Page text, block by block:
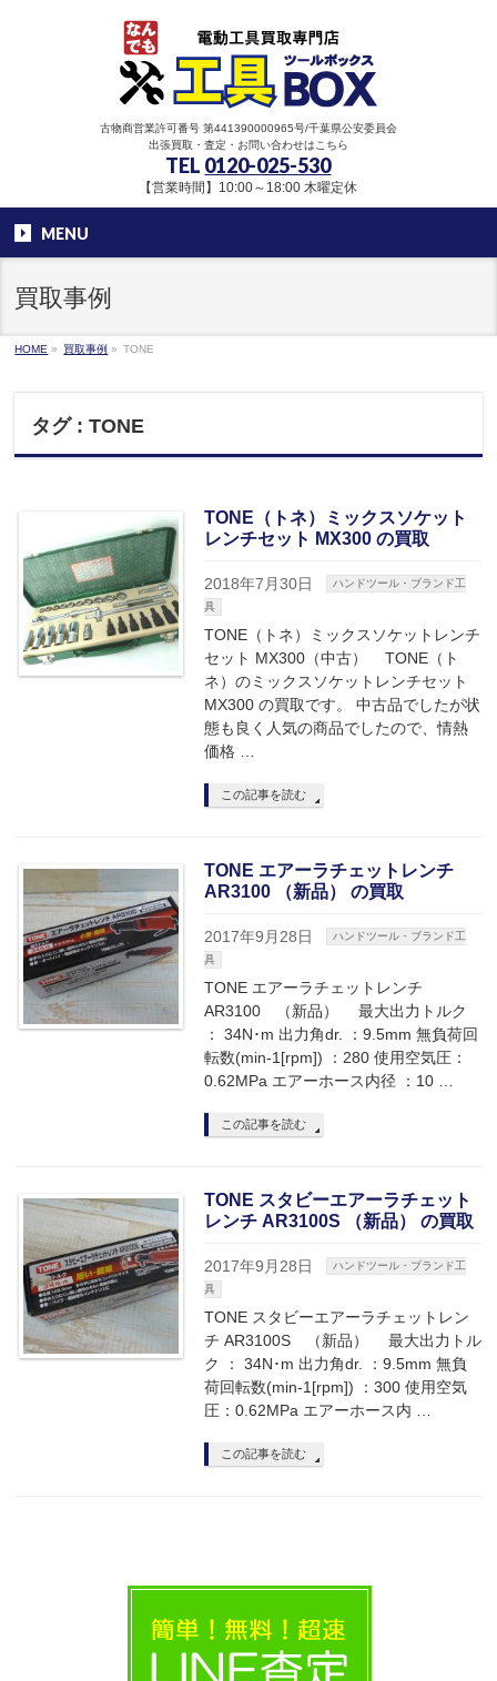
古物商営業許可番号 第441390000965号/千葉県公安委員会
出張買取・査定・お問い合わせはこちら
TEL 0120-025-530
【営業時間】10:00～18:00 木曜定休
MENU
買取事例
HOME » 買取事例 » TONE
タグ : TONE
TONE（トネ）ミックスソケット
レンチセット MX300 の買取
2018年7月30日
ハンドツール・ブランド工
具
TONE（トネ）ミックスソケットレンチ
セット MX300（中古） TONE（ト
ネ）のミックスソケットレンチセット
MX300 の買取です。 中古品でしたが状
態も良く人気の商品でしたので、情熱
価格 …
この記事を読む
TONE エアーラチェットレンチ
AR3100 （新品） の買取
2017年9月28日
ハンドツール・ブランド工
具
TONE エアーラチェットレンチ
AR3100 （新品） 最大出力トルク
： 34N･m 出力角dr. ：9.5mm 無負荷回
転数(min-1[rpm]) ：280 使用空気圧：
0.62MPa エアーホース内径 ：10 …
この記事を読む
TONE スタビーエアーラチェット
レンチ AR3100S （新品） の買取
2017年9月28日
ハンドツール・ブランド工
具
TONE スタビーエアーラチェットレン
チ AR3100S （新品） 最大出力トル
ク ： 34N･m 出力角dr. ：9.5mm 無負
荷回転数(min-1[rpm]) ：300 使用空気
圧：0.62MPa エアーホース内 …
この記事を読む